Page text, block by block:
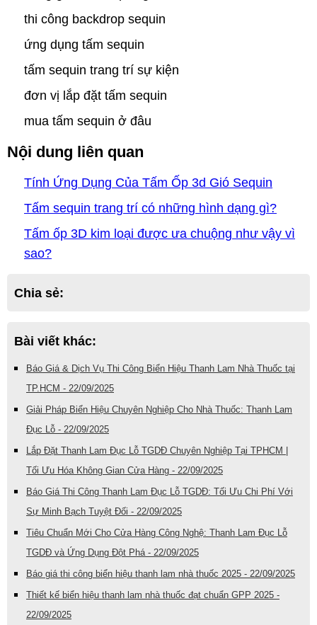
thi công backdrop sequin
ứng dụng tấm sequin
tấm sequin trang trí sự kiện
đơn vị lắp đặt tấm sequin
mua tấm sequin ở đâu
Nội dung liên quan
Tính Ứng Dụng Của Tấm Ốp 3d Gió Sequin
Tấm sequin trang trí có những hình dạng gì?
Tấm ốp 3D kim loại được ưa chuộng như vậy vì
sao?
Chia sẻ:
Bài viết khác:
Báo Giá & Dịch Vụ Thi Công Biển Hiệu Thanh Lam Nhà Thuốc tại
TP.HCM - 22/09/2025
Giải Pháp Biển Hiệu Chuyên Nghiệp Cho Nhà Thuốc: Thanh Lam
Đục Lỗ - 22/09/2025
Lắp Đặt Thanh Lam Đục Lỗ TGDĐ Chuyên Nghiệp Tại TPHCM |
Tối Ưu Hóa Không Gian Cửa Hàng - 22/09/2025
Báo Giá Thi Công Thanh Lam Đục Lỗ TGDĐ: Tối Ưu Chi Phí Với
Sự Minh Bạch Tuyệt Đối - 22/09/2025
Tiêu Chuẩn Mới Cho Cửa Hàng Công Nghệ: Thanh Lam Đục Lỗ
TGDĐ và Ứng Dụng Đột Phá - 22/09/2025
Báo giá thi công biển hiệu thanh lam nhà thuốc 2025 - 22/09/2025
Thiết kế biển hiệu thanh lam nhà thuốc đạt chuẩn GPP 2025 -
22/09/2025